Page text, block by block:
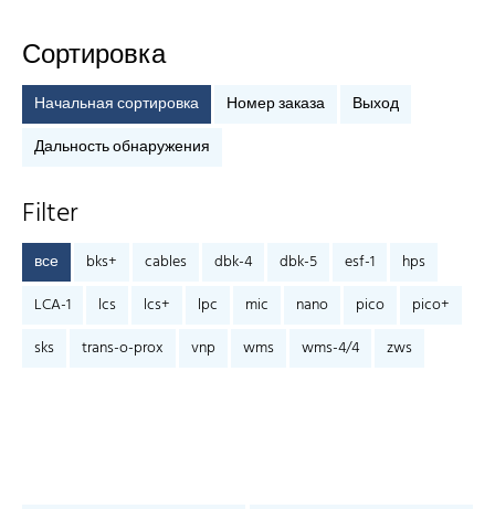
Сортировка
Начальная сортировка Номер заказа
Выход
Дальность обнаружения
Filter
все bks+ cables dbk-4 dbk-5 esf-1
hps
LCA-1
lcs lcs+ lpc mic nano pico
pico+
sks
trans-o-prox vnp wms wms-4/4 zws